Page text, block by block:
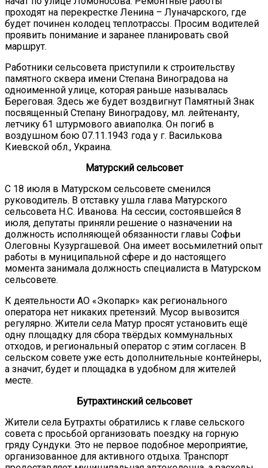
проходят на перекрестке Ленина – Луначарского, где
будет починен колодец теплотрассы. Просим водителей
проявить понимание и заранее планировать свой
маршрут.
Работники сельсовета приступили к строительству
памятного сквера имени Степана Виноградова на
одноименной улице, которая раньше называлась
Береговая. Здесь же будет воздвигнут Памятный Знак
посвященный Степану Виноградову, мл. лейтенанту,
летчику 61 штурмового авиаполка. Он погиб в
воздушном бою 07.11.1943 года у г. Василькова
Киевской обл., Украина.
Матурский сельсовет
С 18 июля в Матурском сельсовете сменился
руководитель. В отставку ушла глава Матурского
сельсовета Н.С. Иванова. На сессии, состоявшейся 8
июля, депутаты приняли решение о назначении на
должность исполняющей обязанности главы Софьи
Олеговны Кузургашевой. Она имеет восьмилетний опыт
работы в муниципальной сфере и до настоящего
момента занимала должность специалиста в Матурском
сельсовете.
К деятельности АО «Экопарк» как регионального
оператора нет никаких претензий. Мусор вывозится
регулярно. Жители села Матур просят установить ещё
одну площадку для сбора твёрдых коммунальных
отходов, и региональный оператор с этим согласен. В
сельском совете уже есть дополнительные контейнеры,
а значит, будет и площадка в удобном для жителей
месте.
Бутрахтинский сельсовет
Жители села Бутрахты обратились к главе сельского
совета с просьбой организовать поездку на горную
гряду Сундуки. Это не первое подобное мероприятие,
организованное для активного отдыха. Транспорт